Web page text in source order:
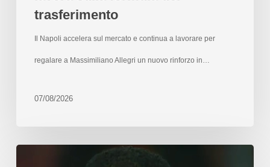
trasferimento
Il Napoli accelera sul mercato e continua a lavorare per
regalare a Massimiliano Allegri un nuovo rinforzo in…
07/08/2026